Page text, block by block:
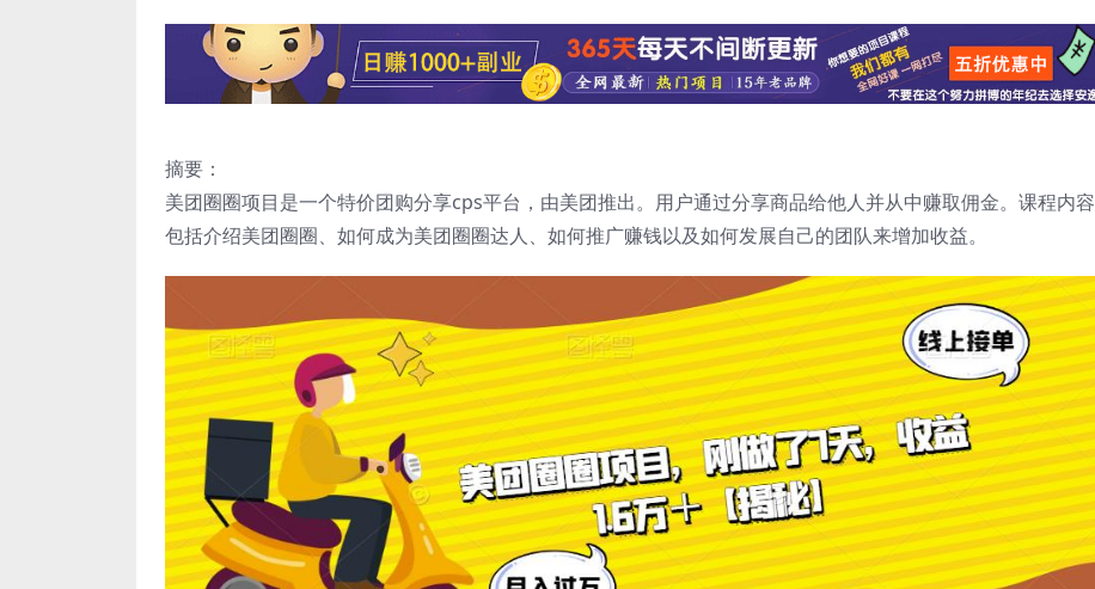
摘要：
美团圈圈项目是一个特价团购分享cps平台，由美团推出。用户通过分享商品给他人并从中赚取佣金。课程内容
包括介绍美团圈圈、如何成为美团圈圈达人、如何推广赚钱以及如何发展自己的团队来增加收益。